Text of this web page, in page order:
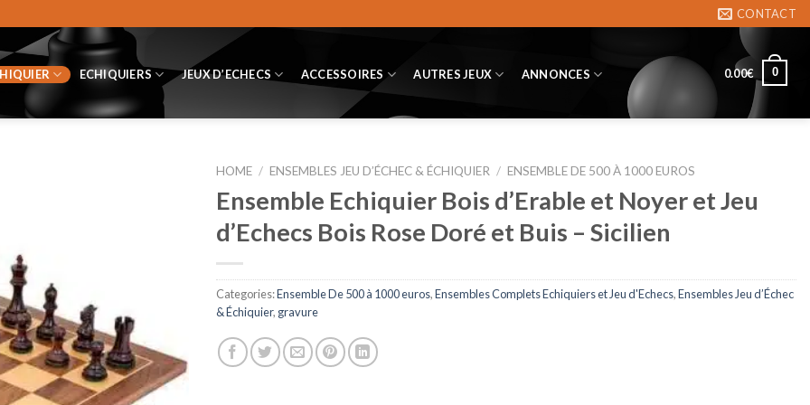
CONTACT
ECHIQUIERS JEUX D’ECHECS ACCESSOIRES AUTRES JEUX ANNONCES 0.00€ 0
HOME / ENSEMBLES JEU D’ÉCHEC & ÉCHIQUIER / ENSEMBLE DE 500 À 1000 EUROS
Ensemble Echiquier Bois d’Erable et Noyer et Jeu
d’Echecs Bois Rose Doré et Buis – Sicilien
Categories:Ensemble De 500 à 1000 euros,Ensembles Complets Echiquiers et Jeu d'Echecs,Ensembles Jeu d’Échec
& Échiquier, gravure